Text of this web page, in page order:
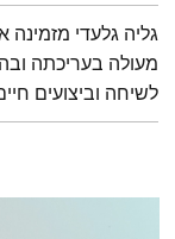
תמצית
גליה גלעדי
מעולה בעריכתה
לשיחה וביצועים